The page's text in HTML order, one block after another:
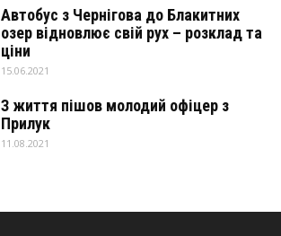
Автобус з Чернігова до Блакитних
озер відновлює свій рух – розклад та
ціни
15.06.2021
З життя пішов молодий офіцер з
Прилук
11.08.2021